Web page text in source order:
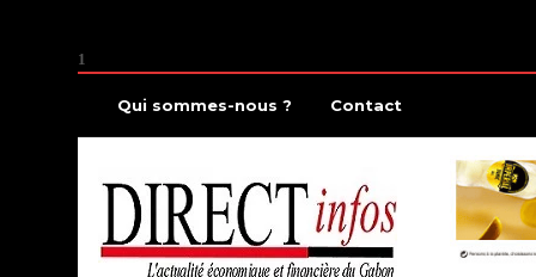
1
Qui sommes-nous ? Contact